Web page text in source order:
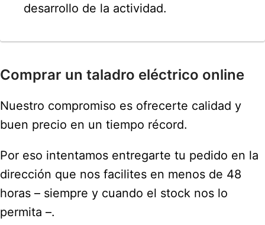
desarrollo de la actividad.
Comprar un taladro eléctrico online
Nuestro compromiso es ofrecerte calidad y
buen precio en un tiempo récord.
Por eso intentamos entregarte tu pedido en la
dirección que nos facilites en menos de 48
horas – siempre y cuando el stock nos lo
permita –.